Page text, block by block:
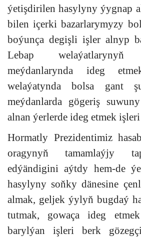
ýetişdirilen hasylyny ýygnap
bilen içerki bazarlarymyzy
boýunça degişli işler alnyp
Lebap
meýdanlarynda ideg
welaýatynda bolsa gant
meýdanlarda gögeriş
alnan ýerlerde ideg etmek
Hormatly Prezidentimiz
oragynyň tamamlaýjy
edýändigini aýtdy hem-de
hasylyny soňky dänesine
almak, geljek ýylyň bugdaý
tutmak, gowaça ideg
barylýan işleri berk